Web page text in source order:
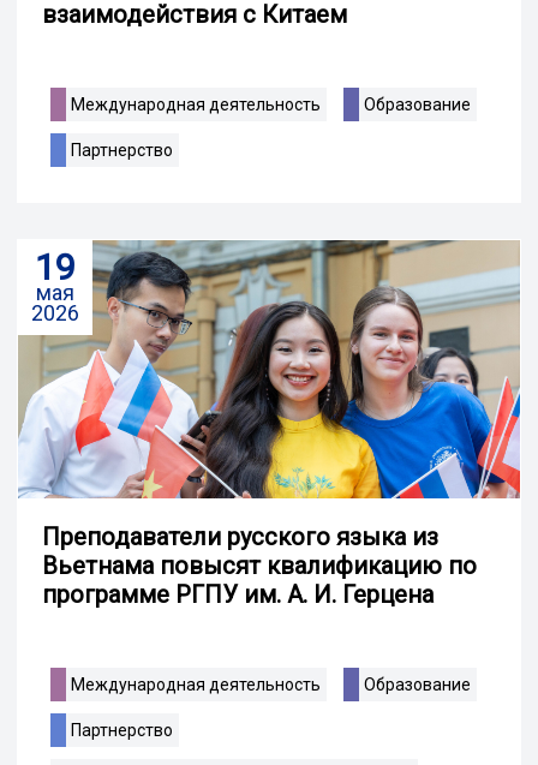
взаимодействия с Китаем
Международная деятельность Образование
Партнерство
19
мая
2026
Преподаватели русского языка из
Вьетнама повысят квалификацию по
программе РГПУ им. А. И. Герцена
Международная деятельность Образование
Партнерство